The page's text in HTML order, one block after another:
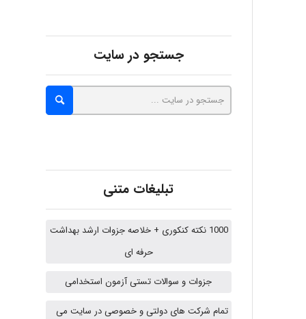
Alirez0990
hosein abdolvand
emami
ehtesham
جستجو در سایت
تبلیغات متنی
1000 نکته کنکوری + خلاصه جزوات ارشد بهداشت
حرفه ای
جزوات و سوالات تستی آزمون استخدامی
تمام شرکت های دولتی و خصوصی در سایت می